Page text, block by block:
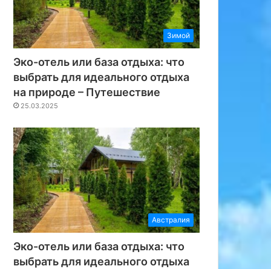
Зимой
Эко-отель или база отдыха: что
выбрать для идеального отдыха
на природе – Путешествие
25.03.2025
Австралия
Эко-отель или база отдыха: что
выбрать для идеального отдыха